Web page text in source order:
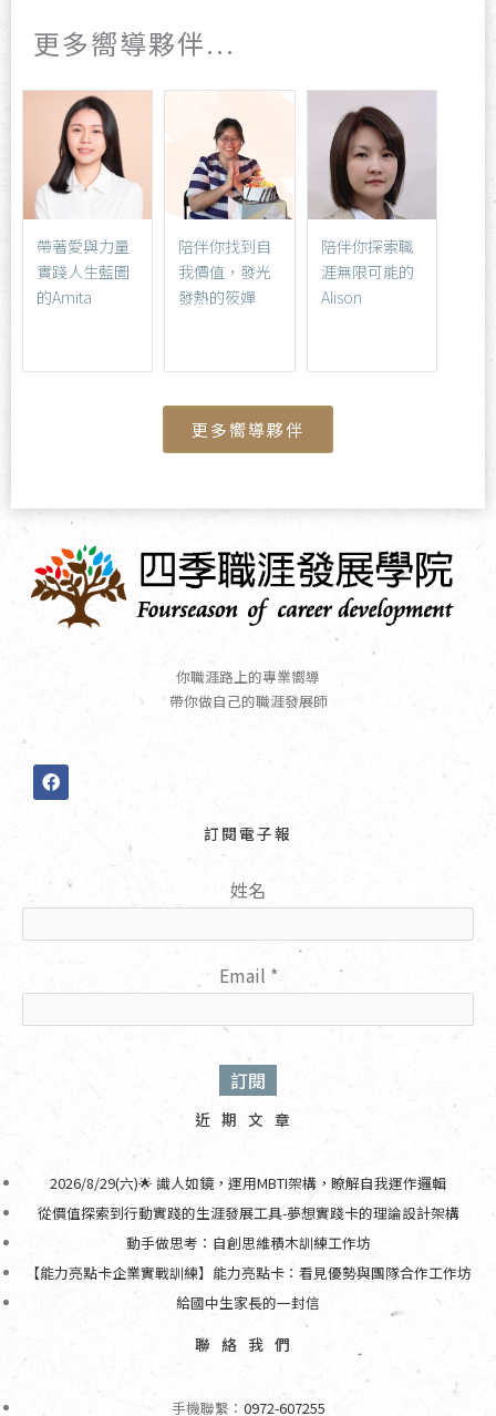
更多嚮導夥伴...
帶著愛與力量
實踐人生藍圖
的Amita
陪伴你找到自
我價值，發光
發熱的筱嬋
陪伴你探索職
涯無限可能的
Alison
更多嚮導夥伴
你職涯路上的專業嚮導
帶你做自己的職涯發展師
F
a
c
訂閱電子報
姓名
Email *
近期文章
2026/8/29(六)🌟 識人如鏡，運用MBTI架構，瞭解自我運作邏輯
從價值探索到行動實踐的生涯發展工具-夢想實踐卡的理論設計架構
動手做思考：自創思維積木訓練工作坊
【能力亮點卡企業實戰訓練】能力亮點卡：看見優勢與團隊合作工作坊
給國中生家長的一封信
聯絡我們
手機聯繫： 0972-607255